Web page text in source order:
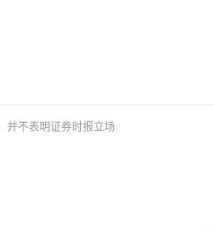
并不表明证券时报立场